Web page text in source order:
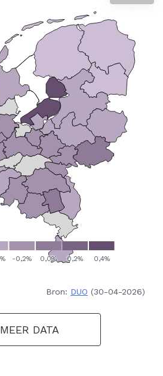
Bron: DUO (30-04-2026)
MEER DATA